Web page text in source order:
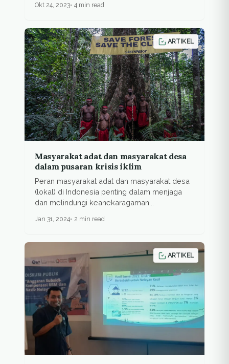
Okt 24, 2023 4 min read
ARTIKEL
Masyarakat adat dan masyarakat desa
dalam pusaran krisis iklim
Peran masyarakat adat dan masyarakat desa
(lokal) di Indonesia penting dalam menjaga
dan melindungi keanekaragaman...
Jan 31, 2024 2 min read
ARTIKEL